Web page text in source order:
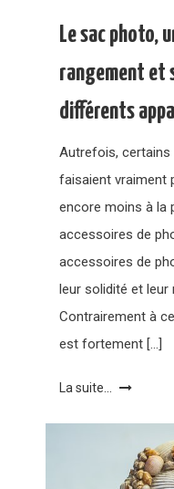
Le sac photo,
rangement et
différents
Autrefois, certains
faisaient vraiment
encore moins à la
accessoires de
accessoires de
leur solidité et
Contrairement à
est fortement […]
La suite...